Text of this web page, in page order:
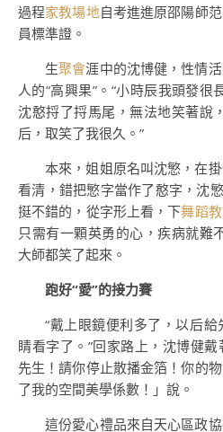
過程家教場地自考進進原邵陽師
員標準證。
生聚會涯中的沈博健，性情
人的“高興果”。“小時辰我頭發很
沈憨捋了捋馬尾，無法地笑著說
后，取笑了我很久。”
本來，姐姐原名叫沈慜，在
看清，錯把慜字當作了憨字，沈
挺不錯的，從字形上看，下舞蹈
只需有一顆英勇的心，疾病就難
大師都笑了起來。
跑好“愛”的接力賽
“戴上眼鏡便利多了，以后
睛看字了。”回家路上，沈博健
先生！請你停止散播金箔！你的
了我的空間美學係數！」說。
這份愛心禮品來自天心區政